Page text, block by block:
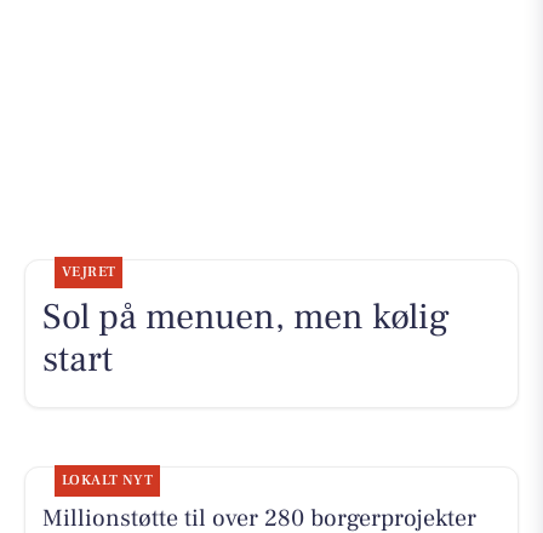
VEJRET
Sol på menuen, men kølig
start
LOKALT NYT
Millionstøtte til over 280 borgerprojekter